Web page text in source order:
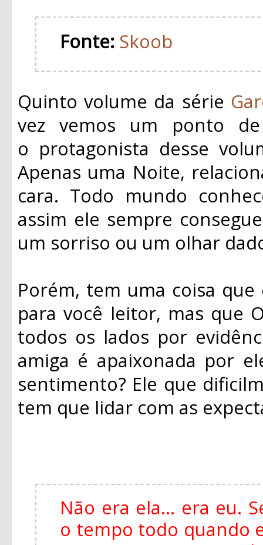
Fonte: Skoob
Quinto volume da série
vez vemos um ponto
o protagonista desse
Apenas uma Noite,
cara. Todo mundo
assim ele sempre
um sorriso ou um olhar
Porém, tem uma coisa
para você leitor, mas que
todos os lados por
amiga é apaixonada por
sentimento? Ele que
tem que lidar com as
Não era ela... era eu.
o tempo todo quando